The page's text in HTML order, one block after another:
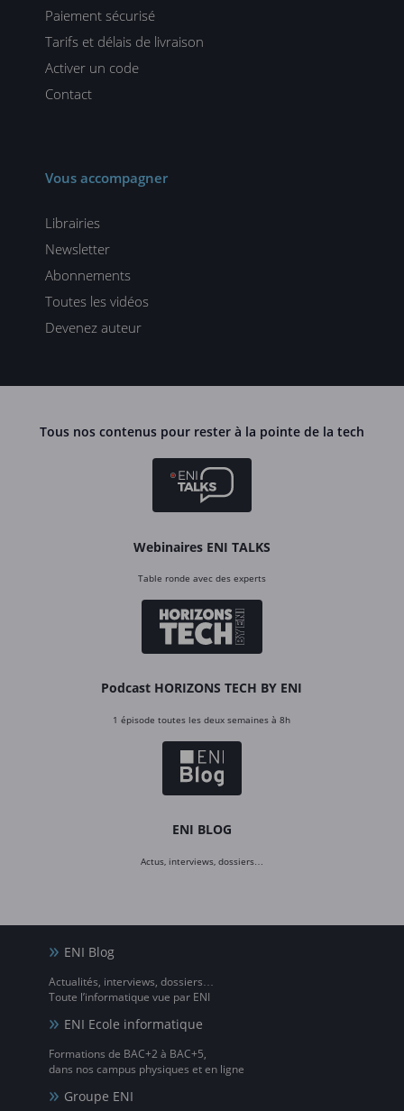
Paiement sécurisé
Tarifs et délais de livraison
Activer un code
Contact
Vous accompagner
Librairies
Newsletter
Abonnements
Toutes les vidéos
Devenez auteur
Tous nos contenus pour rester à la pointe de la tech
Webinaires ENI TALKS
Table ronde avec des experts
Podcast HORIZONS TECH BY ENI
1 épisode toutes les deux semaines à 8h
ENI BLOG
Actus, interviews, dossiers…
ENI Blog
Actualités, interviews, dossiers…
Toute l’informatique vue par ENI
ENI Ecole informatique
Formations de BAC+2 à BAC+5,
dans nos campus physiques et en ligne
Groupe ENI